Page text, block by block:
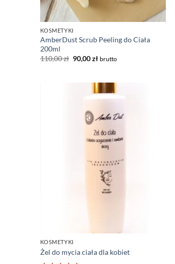
KOSMETYKI
AmberDust Scrub Peeling do Ciała
200ml
110,00zł Pierwotna
cena
90,00złAktualna
brutto
KOSMETYKI
Żel do mycia ciała dla kobiet